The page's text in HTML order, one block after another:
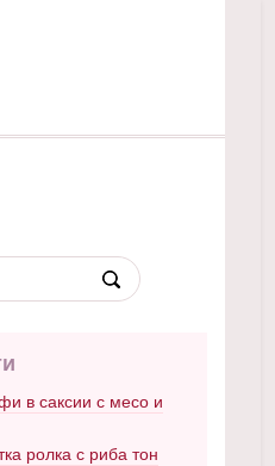
в саксии с месо и
ролка с риба тон